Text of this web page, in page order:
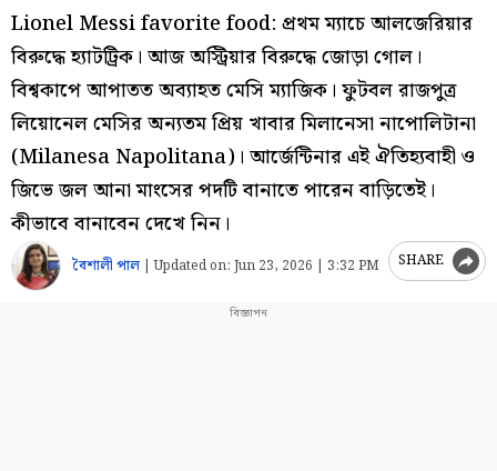
Lionel Messi favorite food: প্রথম ম্যাচে আলজেরিয়ার
বিরুদ্ধে হ্যাটট্রিক। আজ অস্ট্রিয়ার বিরুদ্ধে জোড়া গোল।
বিশ্বকাপে আপাতত অব্যাহত মেসি ম্যাজিক। ফুটবল রাজপুত্র
লিয়োনেল মেসির অন্যতম প্রিয় খাবার মিলানেসা নাপোলিটানা
(Milanesa Napolitana)। আর্জেন্টিনার এই ঐতিহ্যবাহী ও
জিভে জল আনা মাংসের পদটি বানাতে পারেন বাড়িতেই।
কীভাবে বানাবেন দেখে নিন।
বৈশালী পাল |Updated on: Jun 23, 2026 | 3:32 PM SHARE